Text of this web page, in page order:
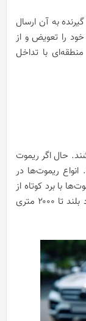
به آن ارسال
را تعویض و از
با تداخل
حال اگر ریموت
ریموت‌ها در
با برد کوتاه از
۱۰۰ متری خودرو، کار می‌کنند. اما ریموت‌های برد بلند تا ۲۰۰۰ متری